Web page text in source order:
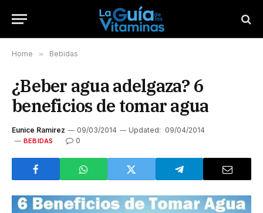
Home » Bebidas
¿Beber agua adelgaza? 6
beneficios de tomar agua
Eunice Ramirez 09/03/2014 Updated: 09/04/2014
BEBIDAS 0